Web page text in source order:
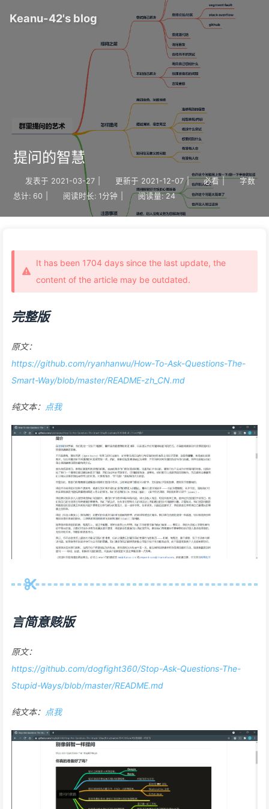
Keanu-42's blog
提问的智慧
发表于 2021-03-27 更新于 2021-12-07 | 必看 |
字数
总计: 60 阅读时长: 1分钟 阅读量: 24
It has been 1704 days since the last update, the
content of the article may be outdated.
完整版
原文：
https://github.com/ryanhanwu/How-To-Ask-Questions-The-
Smart-Way/blob/master/README-zh_CN.md
纯文本： 点我
言简意赅版
原文：
https://github.com/dogfight360/Stop-Ask-Questions-The-
Stupid-Ways/blob/master/README.md
纯文本： 点我